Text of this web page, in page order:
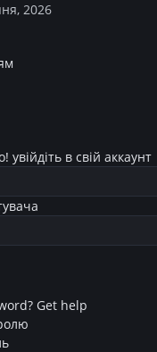
2026
в свій аккаунт
Get help